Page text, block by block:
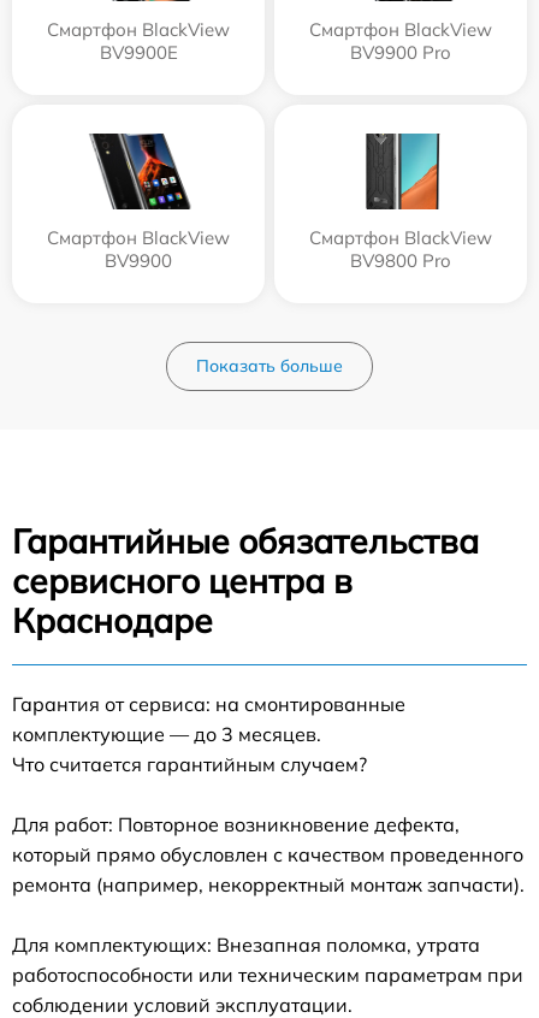
Смартфон BlackView
BV9900E
Смартфон BlackView
BV9900 Pro
Смартфон BlackView
BV9900
Смартфон BlackView
BV9800 Pro
Показать больше
Гарантийные обязательства
сервисного центра в
Краснодаре
Гарантия от сервиса: на смонтированные
комплектующие — до 3 месяцев.
Что считается гарантийным случаем?
Для работ: Повторное возникновение дефекта,
который прямо обусловлен с качеством проведенного
ремонта (например, некорректный монтаж запчасти).
Для комплектующих: Внезапная поломка, утрата
работоспособности или техническим параметрам при
соблюдении условий эксплуатации.